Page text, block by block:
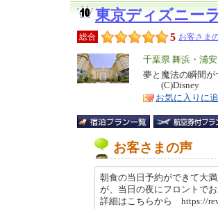
東京ディズニー
総合 5 お客さま
エ
リ
千葉県 舞浜・浦
特
徴
夢と魔法の瞬間
(C)Disney
お気に入りに
お客さまの声
朝食の当日予約ができて大
が、当日の夜にフロントで
詳細はこちらから https://